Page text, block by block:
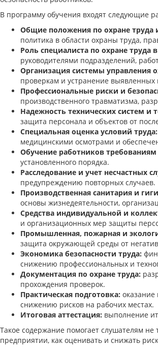
В программу обучения входят следующие
Общие положения по охране труда
политика в области охраны труда,
Роль специалиста по охране труда
руководителями подразделений,
Организация системы управления
проверкам и устранение
Профессиональные риски и
производственного травматизма,
Надежность технических систем и
защита персонала и объектов от
Специальная оценка условий труда:
медицинскими осмотрами и
Обучение работников требованиям
установленного порядка.
Расследование и учет несчастных
предупреждению повторных случаев.
Производственная санитария и
основы жизнедеятельности,
Средства индивидуальной и
и организационных мер защиты
Промышленная, пожарная и
защита окружающей среды от
Экономика безопасности труда:
снижению профессиональных и
Документация по охране труда:
прохождения проверок.
Практическая подготовка:
снижению рисков на рабочих местах.
Итоговая аттестация: выполнение
Такое содержание помогает слушателям не
предприятии, как оценивать и снижать